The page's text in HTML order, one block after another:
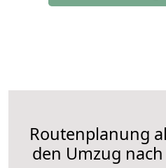
Routenplanung
den Umzug